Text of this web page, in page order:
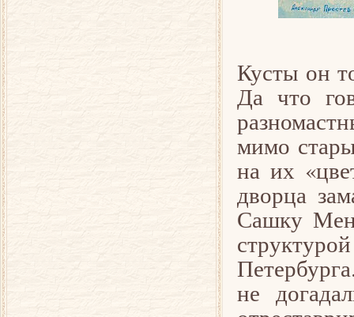
Кусты он
Да что
мимо
на их
дворца
Сашку
не